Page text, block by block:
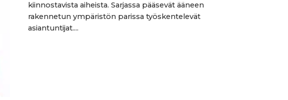
kiinnostavista aiheista. Sarjassa pääsevät ääneen
rakennetun ympäristön parissa työskentelevät
asiantuntijat....